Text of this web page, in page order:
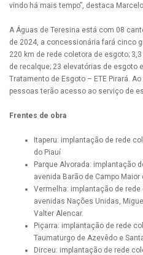
vindo há mais tempo”, destaca Marcelo.
A Águas de Teresina está com 08
de 2024, a concessionária fará cinco
220 km de rede coletora de esgoto;
de recalque; 23 elevatórias de esgoto
Tratamento de Esgoto – ETE Pirará.
pessoas terão acesso ao serviço de
Frentes de obra
Itaperu: implantação de rede
do Piauí
Parque Alvorada: implantação
avenida Barão de Campo Maior
Vermelha: implantação de
avenidas Nações Unidas,
Valter Alencar.
Piçarra: implantação de rede
Taumaturgo de Azevêdo e
Dirceu: implantação de rede